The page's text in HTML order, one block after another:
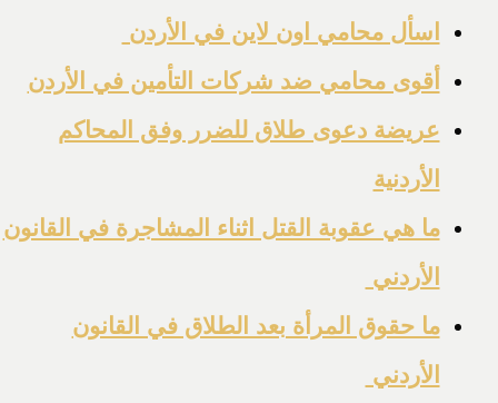
اسأل محامي اون لاين في الأردن
أقوى محامي ضد شركات التأمين في الأردن
عريضة دعوى طلاق للضرر وفق المحاكم
الأردنية
ما هي عقوبة القتل اثناء المشاجرة في القانون
الأردني
ما حقوق المرأة بعد الطلاق في القانون
الأردني